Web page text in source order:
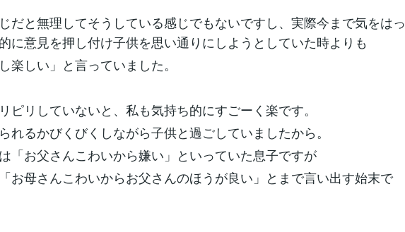
だと無理してそうしている感じでもないですし、実際今まで気をはっ
に意見を押し付け子供を思い通りにしようとしていた時よりも
楽しい」と言っていました。
ピリしていないと、私も気持ち的にすごーく楽です。
れるかびくびくしながら子供と過ごしていましたから。
「お父さんこわいから嫌い」といっていた息子ですが
お母さんこわいからお父さんのほうが良い」とまで言い出す始末で